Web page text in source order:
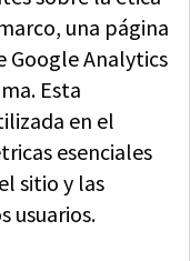
una página
Google Analytics
Esta
en el
esenciales
sitio y las
usuarios.